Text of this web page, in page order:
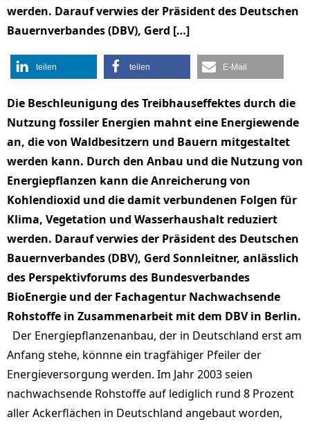
werden. Darauf verwies der Präsident des Deutschen
Bauernverbandes (DBV), Gerd […]
teilen teilen E-Mail
Die Beschleunigung des Treibhauseffektes durch die
Nutzung fossiler Energien mahnt eine Energiewende
an, die von Waldbesitzern und Bauern mitgestaltet
werden kann. Durch den Anbau und die Nutzung von
Energiepflanzen kann die Anreicherung von
Kohlendioxid und die damit verbundenen Folgen für
Klima, Vegetation und Wasserhaushalt reduziert
werden. Darauf verwies der Präsident des Deutschen
Bauernverbandes (DBV), Gerd Sonnleitner, anlässlich
des Perspektivforums des Bundesverbandes
BioEnergie und der Fachagentur Nachwachsende
Rohstoffe in Zusammenarbeit mit dem DBV in Berlin.
Der Energiepflanzenanbau, der in Deutschland erst am
Anfang stehe, könnne ein tragfähiger Pfeiler der
Energieversorgung werden. Im Jahr 2003 seien
nachwachsende Rohstoffe auf lediglich rund 8 Prozent
aller Ackerflächen in Deutschland angebaut worden,